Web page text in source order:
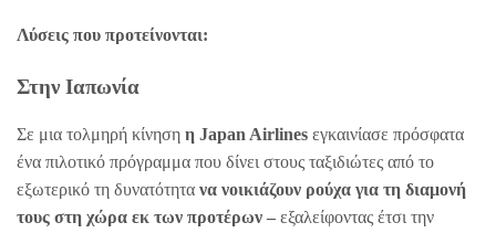
Λύσεις που προτείνονται:
Στην Ιαπωνία
Σε μια τολμηρή κίνηση η Japan Airlines εγκαινίασε πρόσφατα
ένα πιλοτικό πρόγραμμα που δίνει στους ταξιδιώτες από το
εξωτερικό τη δυνατότητα να νοικιάζουν ρούχα για τη διαμονή
τους στη χώρα εκ των προτέρων – εξαλείφοντας έτσι την